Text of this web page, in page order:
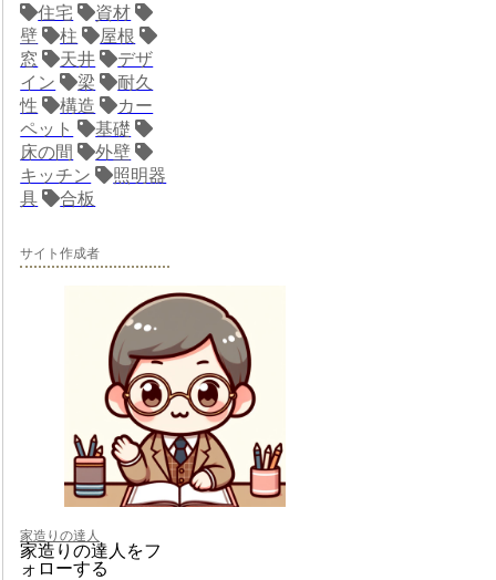
住宅
資材
壁
柱
屋根
窓
天井
デザ
イン
梁
耐久
性
構造
カー
ペット
基礎
床の間
外壁
キッチン
照明器
具
合板
サイト作成者
家造りの達人
家造りの達人をフ
ォローする